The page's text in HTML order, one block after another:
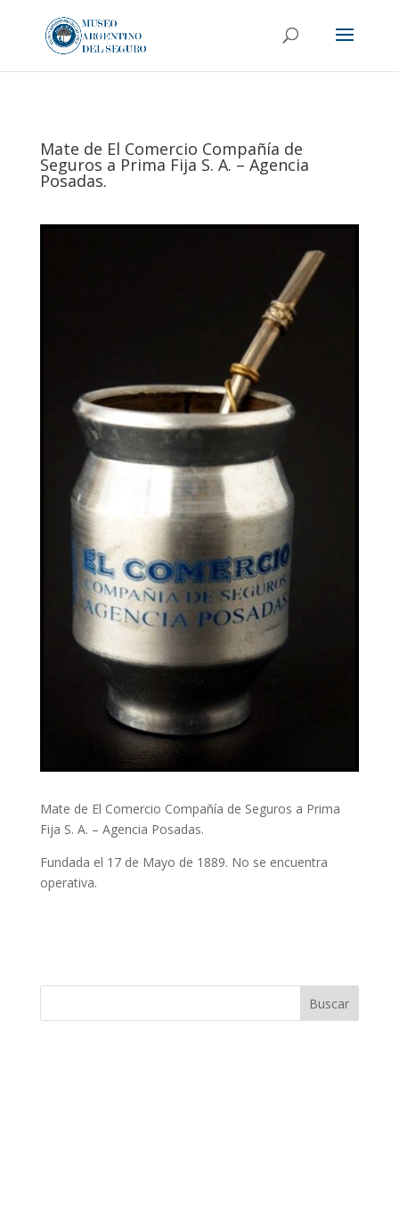
Mate de El Comercio Compañía de
Seguros a Prima Fija S. A. – Agencia
Posadas.
Mate de El Comercio Compañía de Seguros a Prima
Fija S. A. – Agencia Posadas.
Fundada el 17 de Mayo de 1889. No se encuentra
operativa.